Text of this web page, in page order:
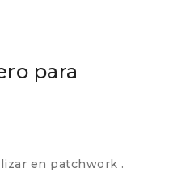
para
en patchwork .